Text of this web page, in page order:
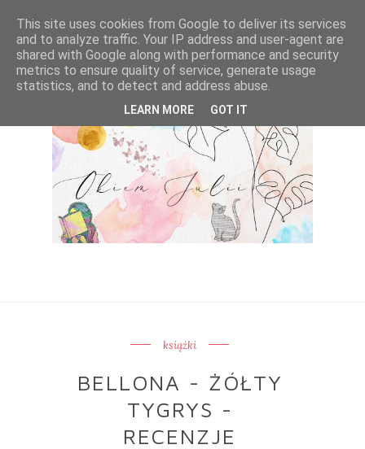
książki
BELLONA - ŻÓŁTY
TYGRYS -
RECENZJE
This site uses cookies from Google to deliver its services
and to analyze traffic. Your IP address and user-agent are
shared with Google along with performance and security
metrics to ensure quality of service, generate usage
statistics, and to detect and address abuse.
LEARN MORE GOT IT